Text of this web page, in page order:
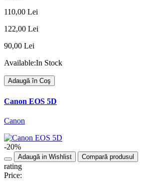
110,00 Lei
122,00 Lei
90,00 Lei
Available:In Stock
Adaugă în Coş
Canon EOS 5D
Canon
-20%
Adaugă in Wishlist Compară produsul
rating
Price: